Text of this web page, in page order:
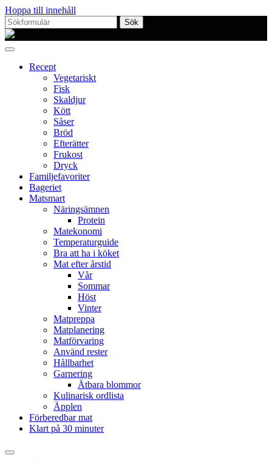
Hoppa till innehåll
Sök
efter:Proppmätt
Recept
Vegetariskt
Fisk
Skaldjur
Kött
Såser
Bröd
Efterätter
Frukost
Dryck
Familjefavoriter
Bageriet
Matsmart
Näringsämnen
Protein
Matekonomi
Temperaturguide
Bra att ha i köket
Mat efter årstid
Vår
Sommar
Höst
Vinter
Matpreppa
Matplanering
Matförvaring
Använd rester
Hållbarhet
Garnering
Ätbara blommor
Kulinarisk ordlista
Äpplen
Förberedbar mat
Klart på 30 minuter
Slå